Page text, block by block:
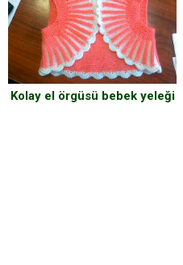
Kolay el örgüsü bebek yeleği